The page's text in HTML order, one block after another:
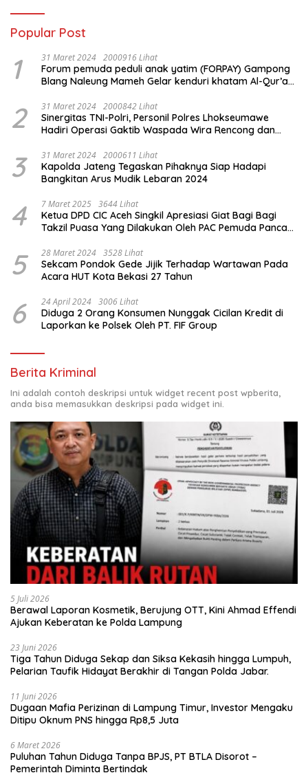
Popular Post
1 31 Maret 2024 2000916 Lihat
Forum pemuda peduli anak yatim (FORPAY) Gampong
Blang Naleung Mameh Gelar kenduri khatam Al-Qur’an
2 31 Maret 2024 2000842 Lihat
Sinergitas TNI-Polri, Personil Polres Lhokseumawe
Hadiri Operasi Gaktib Waspada Wira Rencong dan
3 31 Maret 2024 2000611 Lihat
Kapolda Jateng Tegaskan Pihaknya Siap Hadapi
Bangkitan Arus Mudik Lebaran 2024
4 7 Maret 2025 3644 Lihat
Ketua DPD CIC Aceh Singkil Apresiasi Giat Bagi Bagi
Takzil Puasa Yang Dilakukan Oleh PAC Pemuda Panca
Meriah Kabupaten Aceh Singkil
5 28 Maret 2024 3528 Lihat
Sekcam Pondok Gede Jijik Terhadap Wartawan Pada
Acara HUT Kota Bekasi 27 Tahun
6 24 April 2024 3006 Lihat
Diduga 2 Orang Konsumen Nunggak Cicilan Kredit di
Laporkan ke Polsek Oleh PT. FIF Group
Berita Kriminal
Ini adalah contoh deskripsi untuk widget recent post wpberita,
anda bisa memasukkan deskripsi pada widget ini.
5 Juli 2026
Berawal Laporan Kosmetik, Berujung OTT, Kini Ahmad Effendi
Ajukan Keberatan ke Polda Lampung
23 Juni 2026
Tiga Tahun Diduga Sekap dan Siksa Kekasih hingga Lumpuh,
Pelarian Taufik Hidayat Berakhir di Tangan Polda Jabar.
11 Juni 2026
Dugaan Mafia Perizinan di Lampung Timur, Investor Mengaku
Ditipu Oknum PNS hingga Rp8,5 Juta
6 Maret 2026
Puluhan Tahun Diduga Tanpa BPJS, PT BTLA Disorot –
Pemerintah Diminta Bertindak